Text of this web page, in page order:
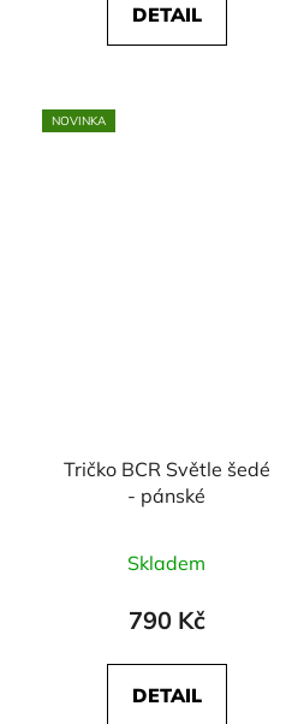
DETAIL
NOVINKA
Tričko BCR Světle šedé
- pánské
Skladem
790 Kč
DETAIL